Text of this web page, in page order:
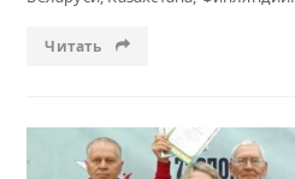
Читать